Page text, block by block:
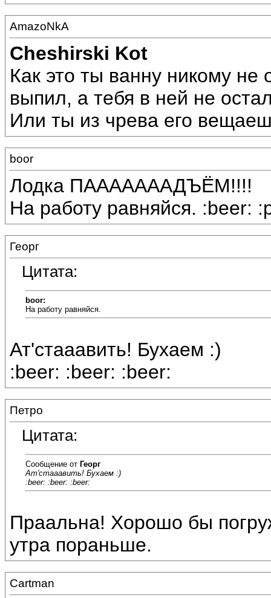
AmazoNkA
Cheshirski Kot
Как это ты ванну никому
выпил, а тебя в ней не
Или ты из чрева его
boor
Лодка ПАААААААДЪЁМ!!!!
На работу равняйся. :beer:
Георг
Цитата:
boor:
На работу равняйся.
Ат'стааавить! Бухаем :)
:beer: :beer: :beer:
Петро
Цитата:
Сообщение от Георг
Ат'стааавить! Бухаем :)
:beer: :beer: :beer:
Праальна! Хорошо бы
утра пораньше.
Cartman